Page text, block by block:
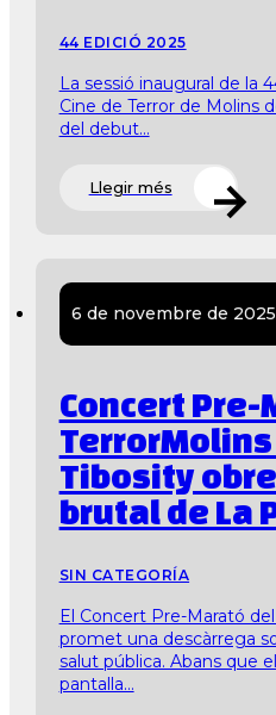
44 EDICIÓ 2025
La sessió inaugural de la
Cine de Terror de Molins
del debut...
Llegir més
6 de novembre de 2025
Concert
Tibosity
brutal de La
SIN CATEGORÍA
El Concert Pre-Marató
promet una descàrrega
salut pública. Abans que
pantalla...